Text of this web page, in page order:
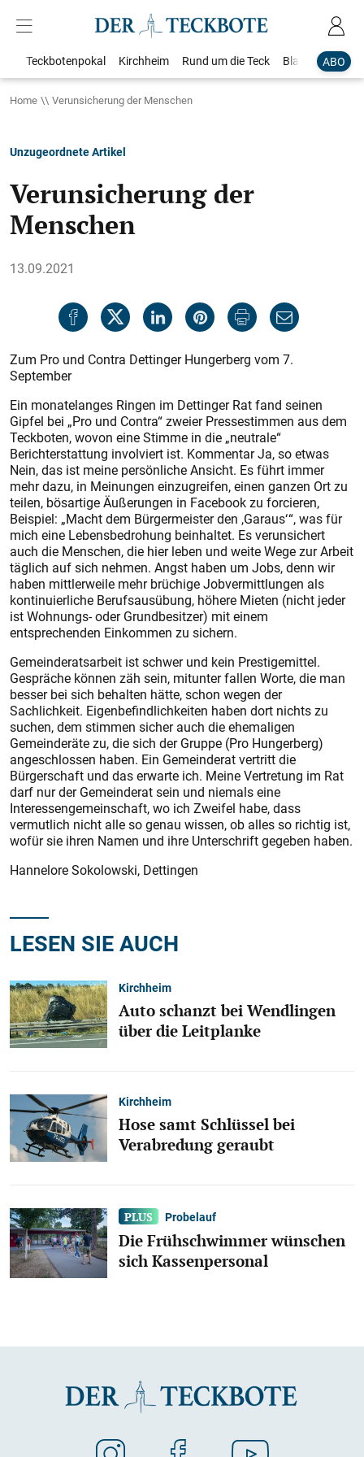
ABO
Teckbotenpokal Kirchheim Rund um die Teck Blaulicht
Home Verunsicherung der Menschen
Unzugeordnete Artikel
Verunsicherung der
Menschen
13.09.2021
Zum Pro und Contra Dettinger Hungerberg vom 7.
September
Ein monatelanges Ringen im Dettinger Rat fand seinen
Gipfel bei „Pro und Contra“ zweier Pressestimmen aus dem
Teckboten, wovon eine Stimme in die ­„neutrale“
Berichterstattung involviert ist. Kommentar Ja, so etwas
Nein, das ist meine persönliche Ansicht. Es führt immer
mehr dazu, in Meinungen einzugreifen, einen ganzen Ort zu
teilen, bösartige Äußerungen in Facebook zu forcieren,
Beispiel: „Macht dem Bürgermeister den ,Garaus‘ “, was für
mich eine Lebensbedrohung beinhaltet. Es verunsichert
auch die Menschen, die hier leben und weite Wege zur Arbeit
täglich auf sich nehmen. Angst haben um Jobs, denn wir
haben mittlerweile mehr brüchige Jobvermittlungen als
kontinuierliche Berufsausübung, höhere Mieten (nicht jeder
ist Wohnungs- oder Grundbesitzer) mit einem
entsprechenden Einkommen zu sichern.
Gemeinderatsarbeit ist schwer und kein Prestigemittel.
Gespräche können zäh sein, mitunter fallen Worte, die man
besser bei sich behalten hätte, schon wegen der
Sachlichkeit. Eigenbefindlichkeiten haben dort nichts zu
suchen, dem stimmen sicher auch die ehemaligen
Gemeinderäte zu, die sich der Gruppe (Pro Hungerberg)
angeschlossen haben. Ein Gemeinderat vertritt die
Bürgerschaft und das erwarte ich. Meine Vertretung im Rat
darf nur der Gemeinderat sein und niemals eine
Interessengemeinschaft, wo ich Zweifel habe, dass
vermutlich nicht alle so genau wissen, ob alles so richtig ist,
wofür sie ihren Namen und ihre Unterschrift gegeben haben.
Hannelore Sokolowski, Dettingen
LESEN SIE AUCH
Kirchheim
Auto schanzt bei Wendlingen
über die Leitplanke
Kirchheim
Hose samt Schlüssel bei
Verabredung geraubt
Probelauf
Die Frühschwimmer wünschen
sich Kassenpersonal